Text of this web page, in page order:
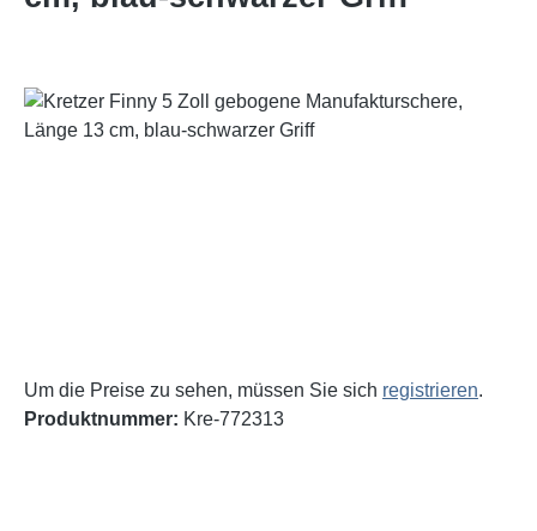
Bildergalerie überspringen
Um die Preise zu sehen, müssen Sie sich registrieren.
Produktnummer: Kre-772313